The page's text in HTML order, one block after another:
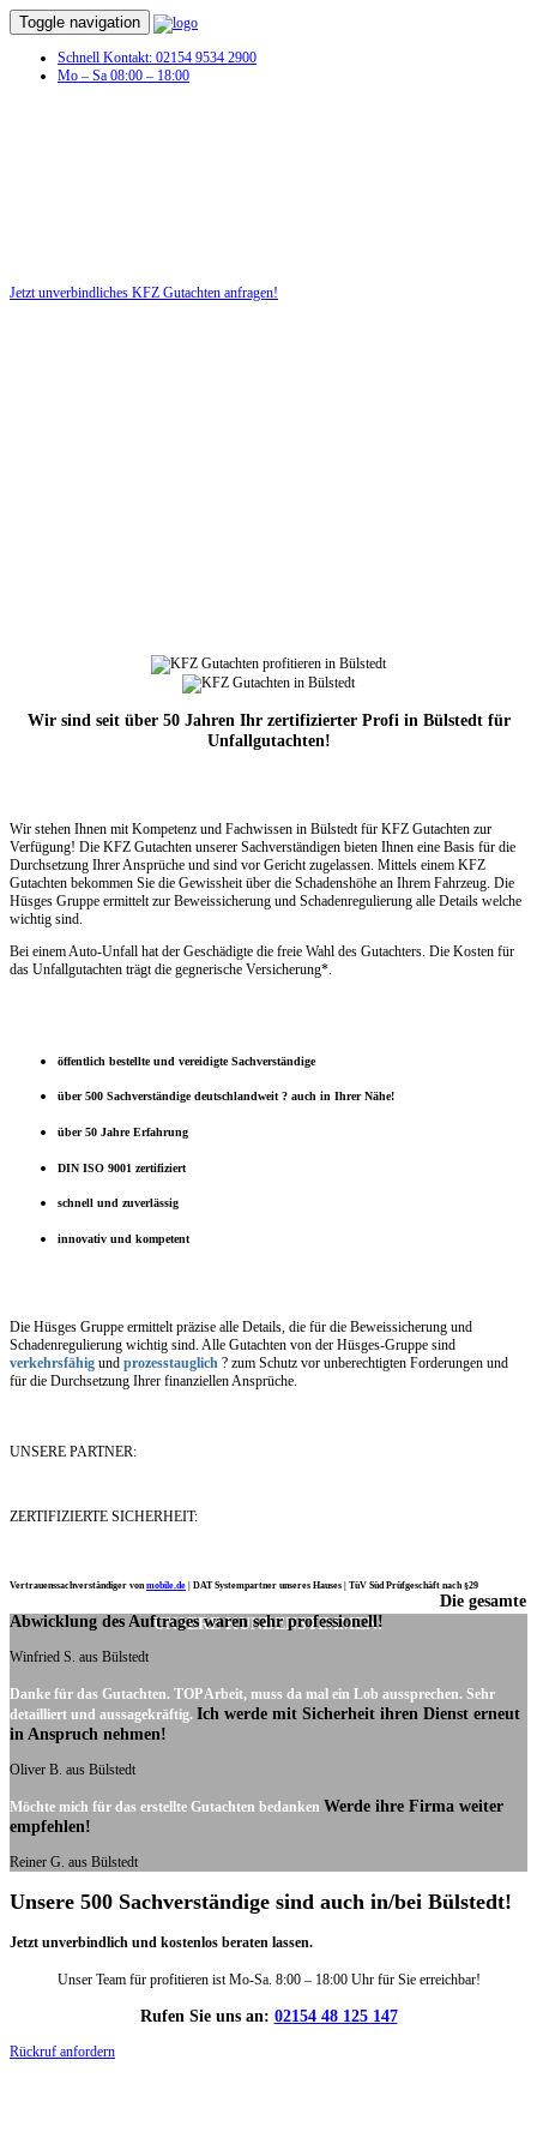
Toggle navigation
Schnell Kontakt: 02154 9534 2900
Mo – Sa 08:00 – 18:00
Jetzt unverbindliches KFZ Gutachten anfragen!
Wir sind seit über 50 Jahren Ihr zertifizierter Profi in Bülstedt für
Unfallgutachten!
Wir stehen Ihnen mit Kompetenz und Fachwissen in Bülstedt für KFZ Gutachten zur
Verfügung! Die KFZ Gutachten unserer Sachverständigen bieten Ihnen eine Basis für die
Durchsetzung Ihrer Ansprüche und sind vor Gericht zugelassen. Mittels einem KFZ
Gutachten bekommen Sie die Gewissheit über die Schadenshöhe an Ihrem Fahrzeug. Die
Hüsges Gruppe ermittelt zur Beweissicherung und Schadenregulierung alle Details welche
wichtig sind.
Bei einem Auto-Unfall hat der Geschädigte die freie Wahl des Gutachters. Die Kosten für
das Unfallgutachten trägt die gegnerische Versicherung*.
öffentlich bestellte und vereidigte Sachverständige
über 500 Sachverständige deutschlandweit ? auch in Ihrer Nähe!
über 50 Jahre Erfahrung
DIN ISO 9001 zertifiziert
schnell und zuverlässig
innovativ und kompetent
Die Hüsges Gruppe ermittelt präzise alle Details, die für die Beweissicherung und
Schadenregulierung wichtig sind. Alle Gutachten von der Hüsges-Gruppe sind
verkehrsfähig und prozesstauglich ? zum Schutz vor unberechtigten Forderungen und
für die Durchsetzung Ihrer finanziellen Ansprüche.
UNSERE PARTNER:
ZERTIFIZIERTE SICHERHEIT:
Vertrauenssachverständiger vonmobile.de DAT Systempartner unseres Hauses | TüV Süd Prüfgeschäft nach §29
UNSERE KUNDENSTIMMEN:
Die gesamte
Abwicklung des Auftrages waren sehr professionell!
Winfried S. aus Bülstedt
Danke für das Gutachten. TOP Arbeit, muss da mal ein Lob aussprechen. Sehr
detailliert und aussagekräftig. Ich werde mit Sicherheit ihren Dienst erneut
in Anspruch nehmen!
Oliver B. aus Bülstedt
Möchte mich für das erstellte Gutachten bedanken Werde ihre Firma weiter
empfehlen!
Reiner G. aus Bülstedt
Unsere 500 Sachverständige sind auch in/bei Bülstedt!
Jetzt unverbindlich und kostenlos beraten lassen.
Unser Team für profitieren ist Mo-Sa. 8:00 – 18:00 Uhr für Sie erreichbar!
Rufen Sie uns an: 02154 48 125 147
Rückruf anfordern